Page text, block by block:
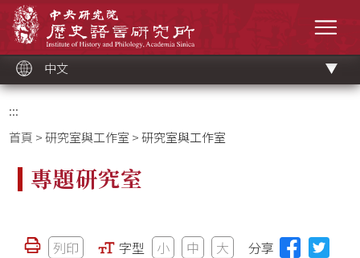
中文
:::
首頁 >研究室與工作室 > 研究室與工作室
專題研究室
列印 字型 小 中 大 分享